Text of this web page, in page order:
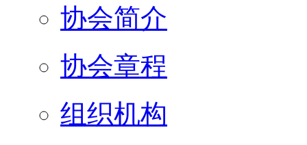
协会简介
协会章程
组织机构